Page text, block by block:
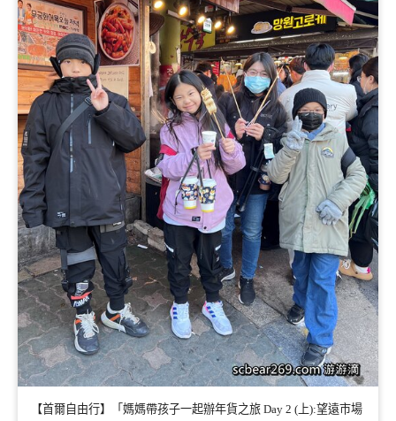
【首爾自由行】「媽媽帶孩子一起辦年貨之旅 Day 2 (上):望遠市場